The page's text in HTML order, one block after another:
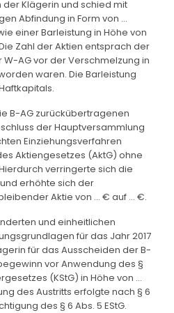
Klägerin und schied mit
Abfindung in Form von ...
einer Barleistung in Höhe von
Zahl der Aktien entsprach der
W-AG vor der Verschmelzung in
waren. Die Barleistung
B-AG zurückübertragenen
der Hauptversammlung
Einziehungsverfahren
Aktiengesetzes (AktG) ohne
verringerte sich die
erhöhte sich der
Aktie von ... € auf ... €.
und einheitlichen
für das Jahr 2017
für das Ausscheiden der B-
vor Anwendung des §
(KStG) in Höhe von ...
des Austritts erfolgte nach § 6
des § 6 Abs. 5 EStG.